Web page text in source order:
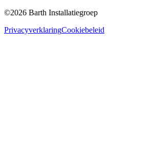
©2026 Barth Installatiegroep
PrivacyverklaringCookiebeleid